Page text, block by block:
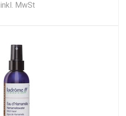
inkl. MwSt